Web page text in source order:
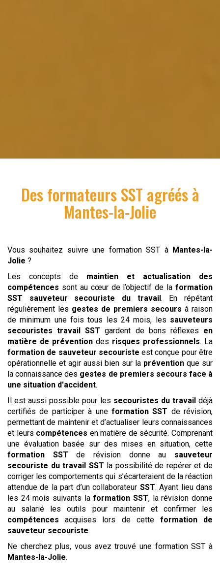
Des formateurs SST agréés à
Mantes-la-Jolie
Vous souhaitez suivre une formation SST à Mantes-la-
Jolie ?
Les concepts de maintien et actualisation des
compétences sont au cœur de l’objectif de la formation
SST
sauveteur secouriste du travail. En répétant
régulièrement les gestes de premiers secours à raison
de minimum une fois tous les 24 mois, les sauveteurs
secouristes travail SST gardent de bons réflexes en
matière de prévention des risques professionnels. La
formation de sauveteur secouriste est conçue pour être
opérationnelle et agir aussi bien sur la prévention que sur
la connaissance des gestes de premiers secours face à
une situation d'accident.
Il est aussi possible pour les secouristes du travaildéjà
certifiés de participer à une formation SST de révision,
permettant de maintenir et d’actualiser leurs connaissances
et leurs compétences en matière de sécurité. Comprenant
une évaluation basée sur des mises en situation, cette
formation SST de révision donne au sauveteur
secouriste du travail SST la possibilité de repérer et de
corriger les comportements qui s’écarteraient de la réaction
attendue de la part d’un collaborateur SST. Ayant lieu dans
les 24 mois suivants laformation SST, la révision donne
au salarié les outils pour maintenir et confirmer les
compétences acquises lors de cette formation de
sauveteur secouriste.
Ne cherchez plus, vous avez trouvé une formation SST à
Mantes-la-Jolie.